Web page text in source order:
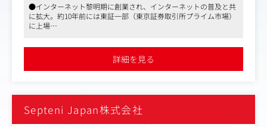
＜具体的な業務内容＞
・プロジェクト推進、タスク管理、およびステークホルダ
・GAなど分析ツールを用いた定量的・定性的な分析、およ
る品質管理などのチームマネジメント
●インターネット黎明期に創業され、インターネットの普及と共
に拡大。約10年前には東証一部（東京証券取引所プライム市場）
に上場
果に大きく貢献してきました
●働き方の面でも非常におすすめの企業です。残業時間は少な
く、長く働けるよう時短や休暇制度が充実。業務に集中できる環
詳細を見る
Septeni Japan株式会社